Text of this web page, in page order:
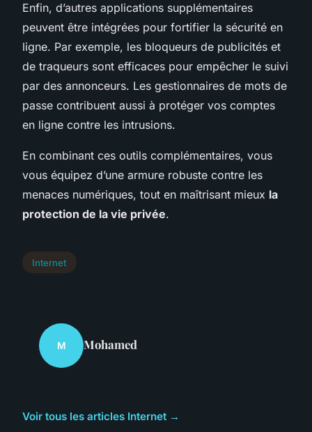
Enfin, d’autres applications supplémentaires
peuvent être intégrées pour fortifier la sécurité en
ligne. Par exemple, les bloqueurs de publicités et
de traqueurs sont efficaces pour empêcher le suivi
par des annonceurs. Les gestionnaires de mots de
passe contribuent aussi à protéger vos comptes
en ligne contre les intrusions.
En combinant ces outils complémentaires, vous
vous équipez d’une armure robuste contre les
menaces numériques, tout en maîtrisant mieux la
protection de la vie privée.
Internet
M Mohamed
Voir tous les articles Internet →